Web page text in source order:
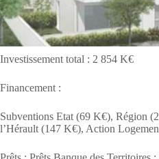
Investissement total : 2 854 K€
Financement :
Subventions Etat (69 K€), Région
l’Hérault (147 K€), Action